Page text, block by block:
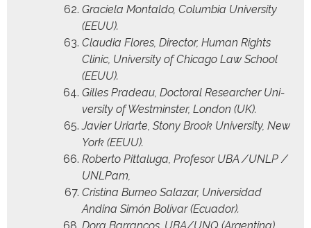
Gra­ciela Mon­tal­do, Colum­bia Uni­ver­si­ty
(EEUU).
Clau­dia Flo­res, Direc­tor, Human Rights
Clin­ic, Uni­ver­si­ty of Chica­go Law School
(EEUU).
Gilles Pradeau, Doc­tor­al Researcher Uni­
ver­si­ty of West­min­ster, Lon­don (UK).
Javier Uri­arte, Stony Brook Uni­ver­si­ty, New
York (EEUU).
Rober­to Pit­talu­ga, Pro­fe­sor UBA /UNLP /
UNLPam,
Cristi­na Bur­neo Salazar, Uni­ver­si­dad
And­i­na Simón Bolí­var (Ecuador).
Dora Bar­ran­cos, UBA/UNQ (Argenti­na).